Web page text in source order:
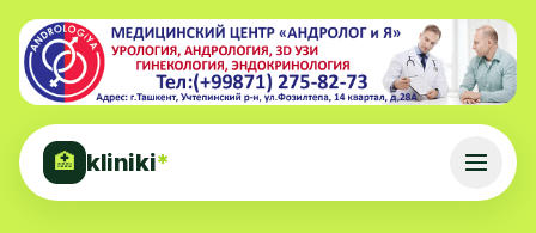
🏥 kliniki*